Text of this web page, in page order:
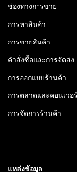
ช่องทางการขาย
การหาสินค้า
การขายสินค้า
คำสั่งซื้อและการจัดส่ง
การออกแบบร้านค้า
การตลาดและคอนเวอ
การจัดการร้านค้า
แหล่งข้อมูล